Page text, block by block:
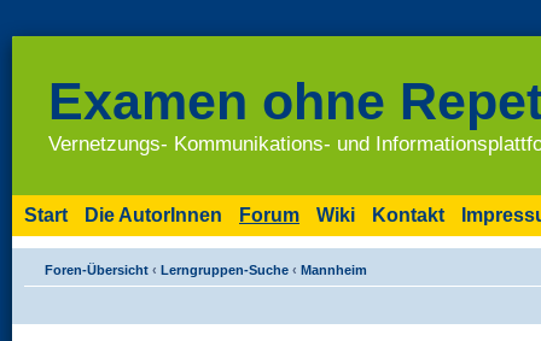
Examen ohne
Vernetzungs- Kommunikations- und
Start Die AutorInnen Forum Wiki Kontakt
Foren-Übersicht ‹ Lerngruppen-Suche ‹ Mannheim